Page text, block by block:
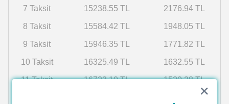
7 Taksit 15238.55 TL 2176.94 TL
8 Taksit 15584.42 TL 1948.05 TL
9 Taksit 15946.35 TL 1771.82 TL
10 Taksit 16325.49 TL 1632.55 TL
11 Taksit 16723.10 TL 1520.28 TL
1428.38 TL